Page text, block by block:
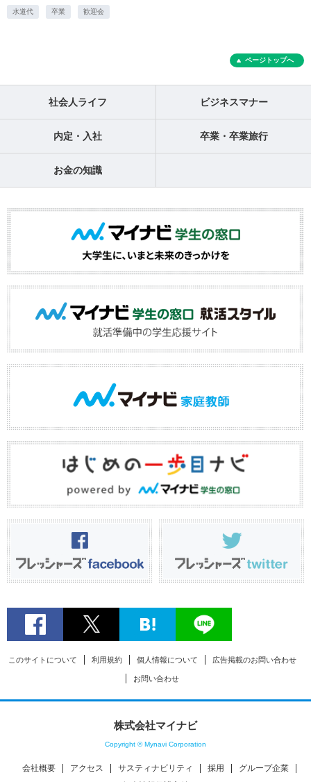
水道代 卒業 歓迎会
ページトップへ
社会人ライフ ビジネスマナー
内定・入社 卒業・卒業旅行
お金の知識
このサイトについて 利用規約 個人情報について 広告掲載のお問い合わせ
お問い合わせ
株式会社マイナビ
Copyright © Mynavi Corporation
会社概要 アクセス サスティナビリティ 採用
グループ企業